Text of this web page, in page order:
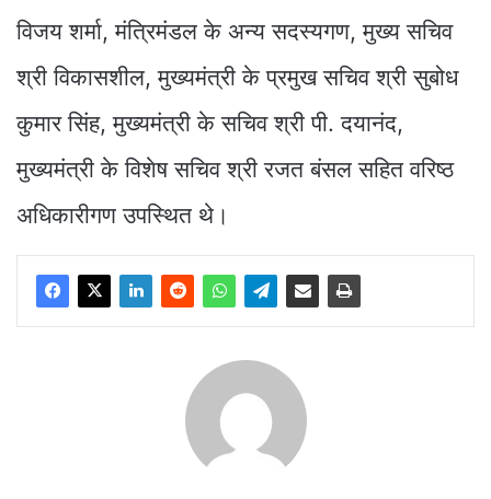
विजय शर्मा, मंत्रिमंडल के अन्य सदस्यगण, मुख्य सचिव
श्री विकासशील, मुख्यमंत्री के प्रमुख सचिव श्री सुबोध
कुमार सिंह, मुख्यमंत्री के सचिव श्री पी. दयानंद,
मुख्यमंत्री के विशेष सचिव श्री रजत बंसल सहित वरिष्ठ
अधिकारीगण उपस्थित थे।